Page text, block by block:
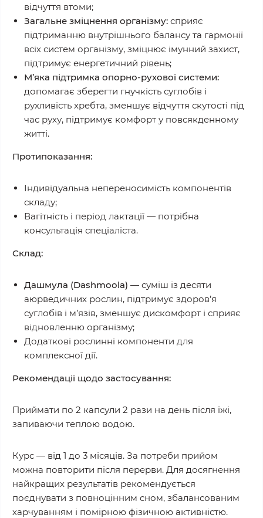
відчуття втоми;
Загальне зміцнення організму: сприяє
підтриманню внутрішнього балансу та гармонії
всіх систем організму, зміцнює імунний захист,
підтримує енергетичний рівень;
М’яка підтримка опорно-рухової системи:
допомагає зберегти гнучкість суглобів і
рухливість хребта, зменшує відчуття скутості під
час руху, підтримує комфорт у повсякденному
житті.
Протипоказання:
Індивідуальна непереносимість компонентів
складу;
Вагітність і період лактації — потрібна
консультація спеціаліста.
Склад:
Дашмула (Dashmoola) — суміш із десяти
аюрведичних рослин, підтримує здоров’я
суглобів і м’язів, зменшує дискомфорт і сприяє
відновленню організму;
Додаткові рослинні компоненти для
комплексної дії.
Рекомендації щодо застосування:
Приймати по 2 капсули 2 рази на день після їжі,
запиваючи теплою водою.
Курс — від 1 до 3 місяців. За потреби прийом
можна повторити після перерви. Для досягнення
найкращих результатів рекомендується
поєднувати з повноцінним сном, збалансованим
харчуванням і помірною фізичною активністю.